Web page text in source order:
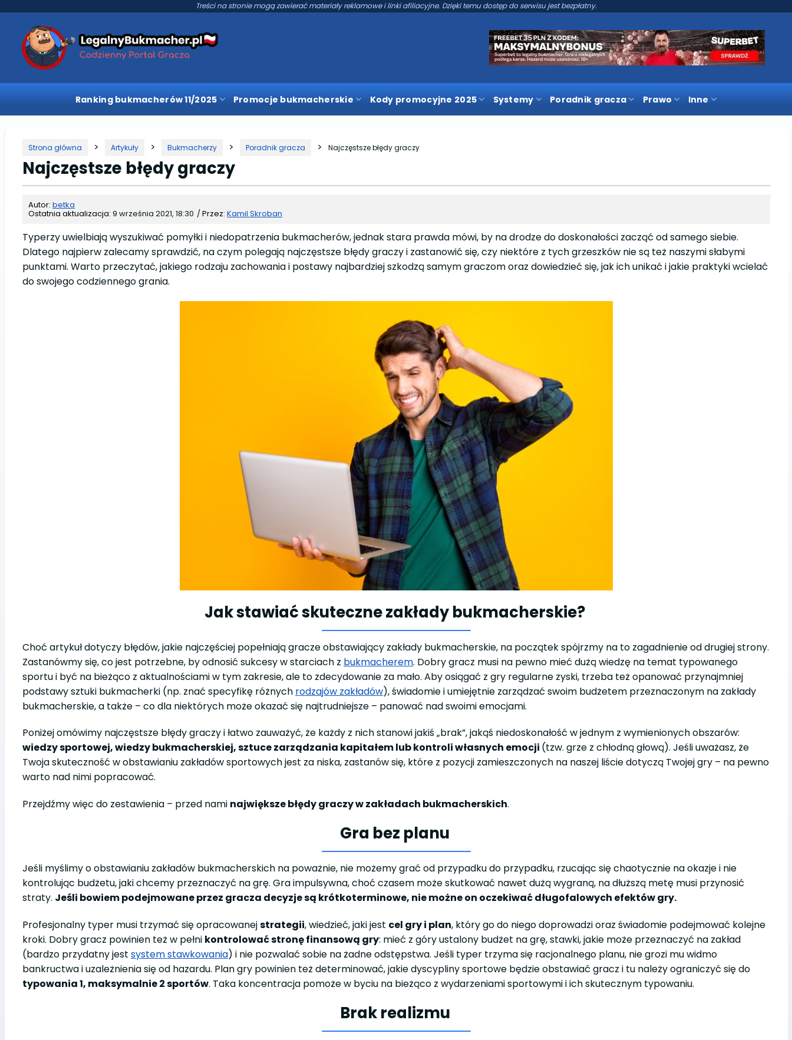
Treści na stronie mogą zawierać materiały reklamowe i linki afiliacyjne. Dzięki temu dostęp do serwisu jest bezpłatny.
Ranking bukmacherów 11/2025 Promocje bukmacherskie Kody promocyjne 2025 Systemy Poradnik gracza Prawo Inne
Strona główna Artykuły Bukmacherzy Poradnik gracza Najczęstsze błędy graczy
Najczęstsze błędy graczy
Autor: betka
Ostatnia aktualizacja: 9 września 2021, 18:30 /Przez: Kamil Skroban
Typerzy uwielbiają wyszukiwać pomyłki i niedopatrzenia bukmacherów, jednak stara prawda mówi, by na drodze do doskonałości zacząć od samego siebie.
Dlatego najpierw zalecamy sprawdzić, na czym polegają najczęstsze błędy graczy i zastanowić się, czy niektóre z tych grzeszków nie są też naszymi słabymi
punktami. Warto przeczytać, jakiego rodzaju zachowania i postawy najbardziej szkodzą samym graczom oraz dowiedzieć się, jak ich unikać i jakie praktyki wcielać
do swojego codziennego grania.
Jak stawiać skuteczne zakłady bukmacherskie?
Choć artykuł dotyczy błędów, jakie najczęściej popełniają gracze obstawiający zakłady bukmacherskie, na początek spójrzmy na to zagadnienie od drugiej strony.
Zastanówmy się, co jest potrzebne, by odnosić sukcesy w starciach z bukmacherem. Dobry gracz musi na pewno mieć dużą wiedzę na temat typowanego
sportu i być na bieżąco z aktualnościami w tym zakresie, ale to zdecydowanie za mało. Aby osiągać z gry regularne zyski, trzeba też opanować przynajmniej
podstawy sztuki bukmacherki (np. znać specyfikę różnych rodzajów zakładów), świadomie i umiejętnie zarządzać swoim budżetem przeznaczonym na zakłady
bukmacherskie, a także – co dla niektórych może okazać się najtrudniejsze – panować nad swoimi emocjami.
Poniżej omówimy najczęstsze błędy graczy i łatwo zauważyć, że każdy z nich stanowi jakiś „brak”, jakąś niedoskonałość w jednym z wymienionych obszarów:
wiedzy sportowej, wiedzy bukmacherskiej, sztuce zarządzania kapitałem lub kontroli własnych emocji (tzw. grze z chłodną głową). Jeśli uważasz, że
Twoja skuteczność w obstawianiu zakładów sportowych jest za niska, zastanów się, które z pozycji zamieszczonych na naszej liście dotyczą Twojej gry – na pewno
warto nad nimi popracować.
Przejdźmy więc do zestawienia – przed nami największe błędy graczy w zakładach bukmacherskich.
Gra bez planu
Jeśli myślimy o obstawianiu zakładów bukmacherskich na poważnie, nie możemy grać od przypadku do przypadku, rzucając się chaotycznie na okazje i nie
kontrolując budżetu, jaki chcemy przeznaczyć na grę. Gra impulsywna, choć czasem może skutkować nawet dużą wygraną, na dłuższą metę musi przynosić
straty. Jeśli bowiem podejmowane przez gracza decyzje są krótkoterminowe, nie możne on oczekiwać długofalowych efektów gry.
Profesjonalny typer musi trzymać się opracowanejstrategii, wiedzieć, jaki jest cel gry i plan, który go do niego doprowadzi oraz świadomie podejmować kolejne
kroki. Dobry gracz powinien też w pełni kontrolować stronę finansową gry: mieć z góry ustalony budżet na grę, stawki, jakie może przeznaczyć na zakład
(bardzo przydatny jest system stawkowania) i nie pozwalać sobie na żadne odstępstwa. Jeśli typer trzyma się racjonalnego planu, nie grozi mu widmo
bankructwa i uzależnienia się od hazardu. Plan gry powinien też determinować, jakie dyscypliny sportowe będzie obstawiać gracz i tu należy ograniczyć się do
typowania 1, maksymalnie 2 sportów. Taka koncentracja pomoże w byciu na bieżąco z wydarzeniami sportowymi i ich skutecznym typowaniu.
Brak realizmu